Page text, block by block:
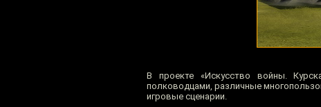
В проекте «Искусство войны.
полководцами, различные
игровые сценарии.